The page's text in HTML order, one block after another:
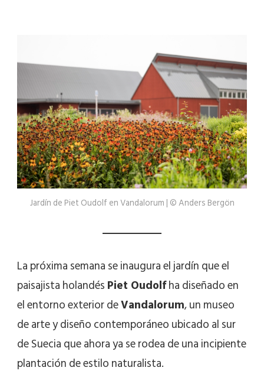
Jardín de Piet Oudolf en Vandalorum | © Anders Bergön
La próxima semana se inaugura el jardín que el
paisajista holandésPiet Oudolfha diseñado en
el entorno exterior deVandalorum, un museo
de arte y diseño contemporáneo ubicado al sur
de Suecia que ahora ya se rodea de una incipiente
plantación de estilo naturalista.